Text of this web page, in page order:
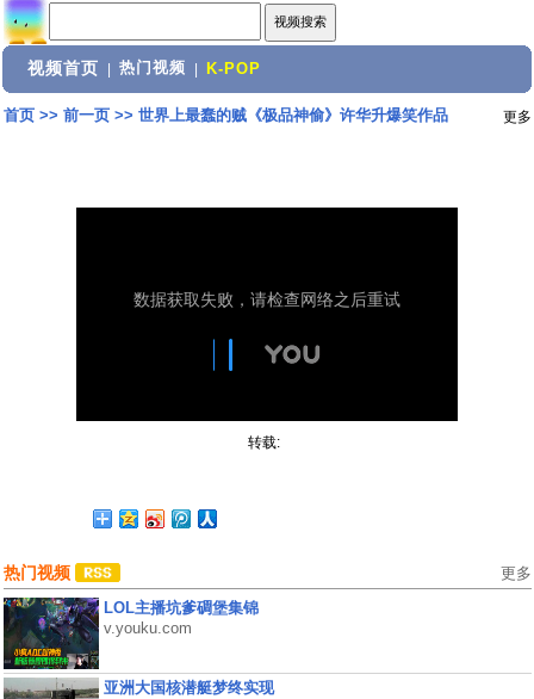
视频首页 热门视频 K-POP
首页>> 前一页>> 世界上最蠢的贼《极品神偷》许华升爆笑作品 更多
转载:
热门视频 更多
LOL主播坑爹碉堡集锦
v.youku.com
亚洲大国核潜艇梦终实现